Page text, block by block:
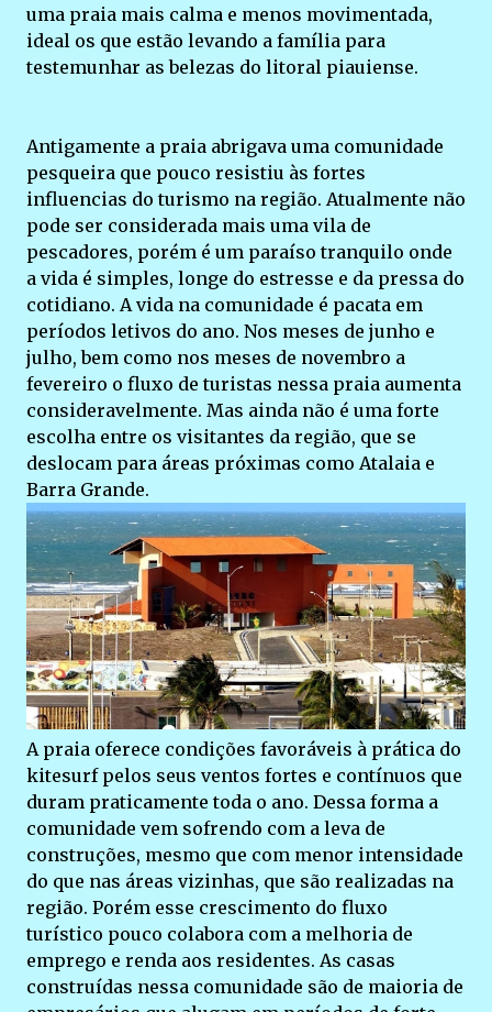
uma praia mais calma e menos movimentada,
ideal os que estão levando a família para
testemunhar as belezas do litoral piauiense.
Antigamente a praia abrigava uma comunidade
pesqueira que pouco resistiu às fortes
influencias do turismo na região. Atualmente não
pode ser considerada mais uma vila de
pescadores, porém é um paraíso tranquilo onde
a vida é simples, longe do estresse e da pressa do
cotidiano. A vida na comunidade é pacata em
períodos letivos do ano. Nos meses de junho e
julho, bem como nos meses de novembro a
fevereiro o fluxo de turistas nessa praia aumenta
consideravelmente. Mas ainda não é uma forte
escolha entre os visitantes da região, que se
deslocam para áreas próximas como Atalaia e
Barra Grande.
A praia oferece condições favoráveis à prática do
kitesurf pelos seus ventos fortes e contínuos que
duram praticamente toda o ano. Dessa forma a
comunidade vem sofrendo com a leva de
construções, mesmo que com menor intensidade
do que nas áreas vizinhas, que são realizadas na
região. Porém esse crescimento do fluxo
turístico pouco colabora com a melhoria de
emprego e renda aos residentes. As casas
construídas nessa comunidade são de maioria de